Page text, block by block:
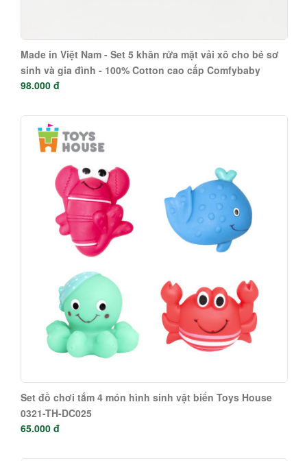
Made in Việt Nam - Set 5 khăn rửa mặt vải xô cho bé sơ
sinh và gia đình - 100% Cotton cao cấp Comfybaby
hàng xuất khẩu
98.000 đ
Set đồ chơi tắm 4 món hình sinh vật biển Toys House
0321-TH-DC025
65.000 đ